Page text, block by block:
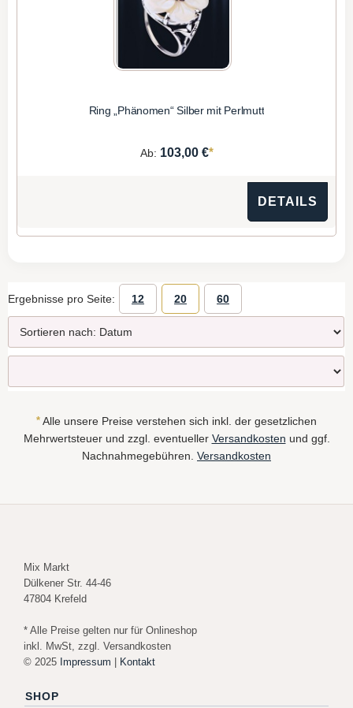
Ring „Phänomen“ Silber mit Perlmutt
Ab: 103,00 €*
DETAILS
Ergebnisse pro Seite: 12 20 60
* Alle unsere Preise verstehen sich inkl. der gesetzlichen
Mehrwertsteuer und zzgl. eventueller Versandkosten und ggf.
Nachnahmegebühren. Versandkosten
Mix Markt
Dülkener Str. 44-46
47804 Krefeld
* Alle Preise gelten nur für Onlineshop
inkl. MwSt, zzgl. Versandkosten
© 2025 Impressum | Kontakt
SHOP